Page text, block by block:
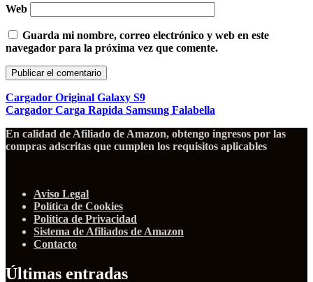
Web
Guarda mi nombre, correo electrónico y web en este
navegador para la próxima vez que comente.
Cargador Original Galaxy S9
Cargador Carga Rapida Samsung Falabella
En calidad de Afiliado de Amazon, obtengo ingresos por las
compras adscritas que cumplen los requisitos aplicables
Aviso Legal
Política de Cookies
Política de Privacidad
Sistema de Afiliados de Amazon
Contacto
Últimas entradas